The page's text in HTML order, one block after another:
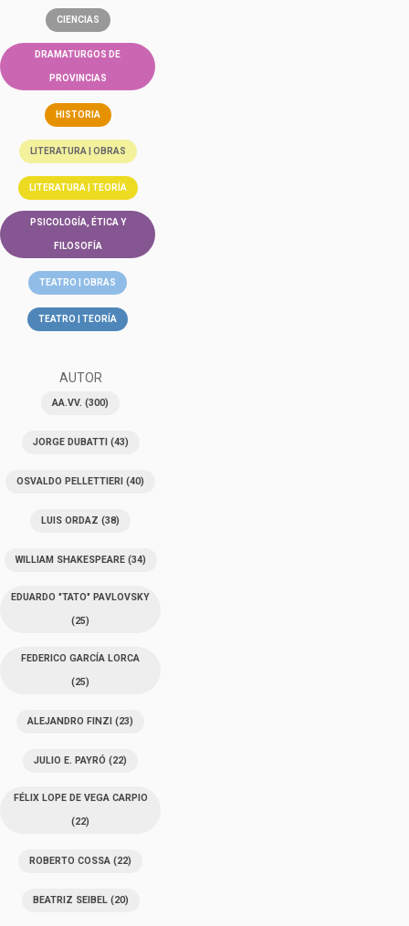
CIENCIAS
DRAMATURGOS DE
PROVINCIAS
HISTORIA
LITERATURA | OBRAS
LITERATURA | TEORÍA
PSICOLOGÍA, ÉTICA Y
FILOSOFÍA
TEATRO | OBRAS
TEATRO | TEORÍA
AUTOR
AA.VV. (300)
JORGE DUBATTI(43)
OSVALDO PELLETTIERI (40)
LUIS ORDAZ (38)
WILLIAM SHAKESPEARE(34)
EDUARDO "TATO" PAVLOVSKY
(25)
FEDERICO GARCÍA LORCA
(25)
ALEJANDRO FINZI (23)
JULIO E. PAYRÓ (22)
FÉLIX LOPE DE VEGA CARPIO
(22)
ROBERTO COSSA (22)
BEATRIZ SEIBEL(20)